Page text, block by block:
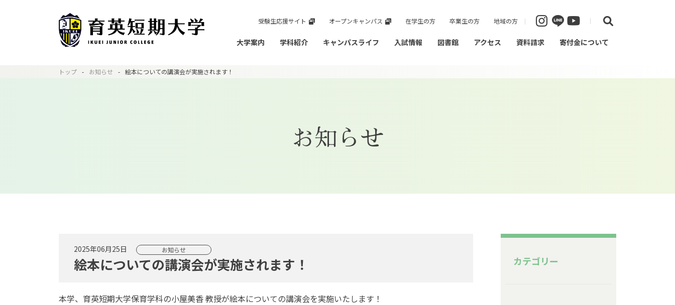
大学案内 学科紹介 キャンパスライフ 入試情報 図書館 アクセス 資料請求 寄付金について
受験生応援サイト オープンキャンパス 在学生の方 卒業生の方 地域の方
トップ お知らせ 絵本についての講演会が実施されます！
お知らせ
絵本についての講演会が実施されます！
2025年06月25日 お知らせ
本学、育英短期大学保育学科の小屋美香 教授が絵本についての講演会を実施いたします！
カテゴリー